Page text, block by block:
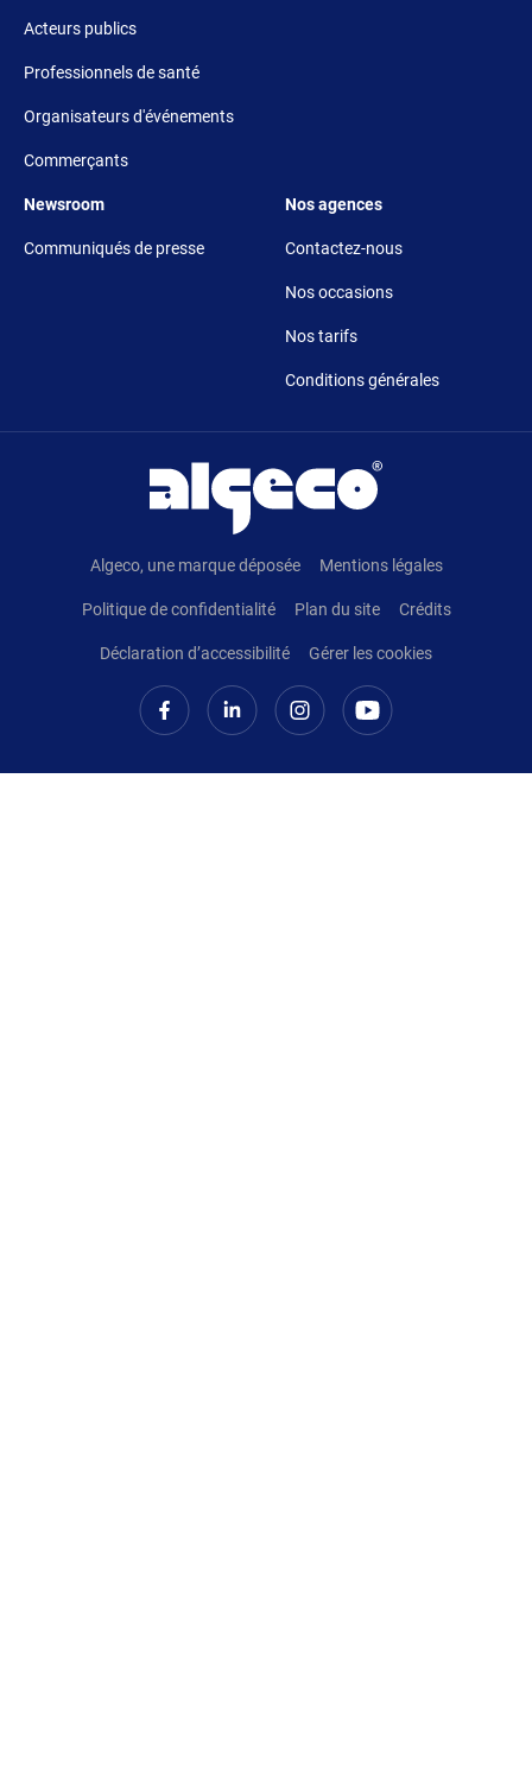
Acteurs publics
Professionnels de santé
Organisateurs d'événements
Commerçants
Footer 5
Newsroom
Communiqués de presse
Footer 6
Nos agences
Contactez-nous
Nos occasions
Nos tarifs
Conditions générales
Algeco, une marque déposée Mentions légales
Politique de confidentialité Plan du site Crédits
Déclaration d’accessibilité Gérer les cookies